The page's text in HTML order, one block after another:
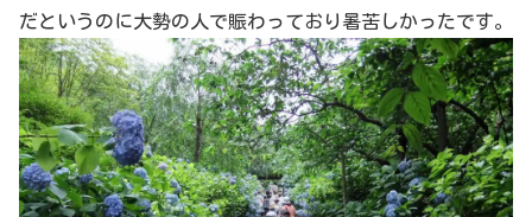
だというのに大勢の人で賑わっており暑苦しかったです。